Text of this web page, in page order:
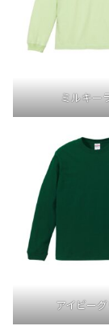
ミルキー
アイビー